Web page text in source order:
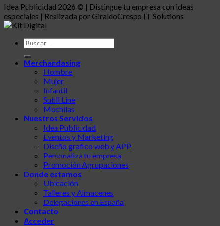
Idea Publicidad 2026 © | Distingue tu empresa con ideas
especiales | Realizada por GiraldoCrespo IT Solutions
Buscar
por:
Merchandasing
Hombre
Mujer
Infantil
Subli Line
Mochilas
Nuestros Servicios
Idea Publicidad
Eventos y Marketing
Diseño grafico web y APP
Personaliza tu empresa
Promoción Agrupaciones
Donde estamos
Ubicación
Talleres y Almacenes
Delegaciones en España
Contacto
Acceder